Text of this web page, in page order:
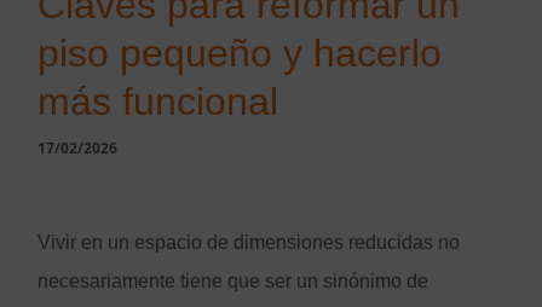
TERRAZAS
FACHADAS
INTERIORISMO
CONSTRUCCIÓN
piso pequeño y hacerlo
más funcional
17/02/2026
Vivir en un espacio de dimensiones reducidas no
necesariamente tiene que ser un sinónimo de